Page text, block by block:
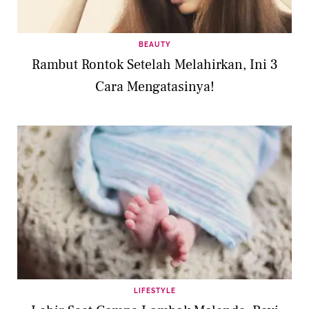
BEAUTY
Rambut Rontok Setelah Melahirkan, Ini 3
Cara Mengatasinya!
LIFESTYLE